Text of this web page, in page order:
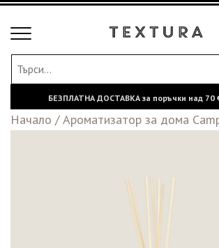
Toggle
БЕЗПЛАТНА ДОСТАВКА за поръчки над 70
Начало /Ароматизатор за дома